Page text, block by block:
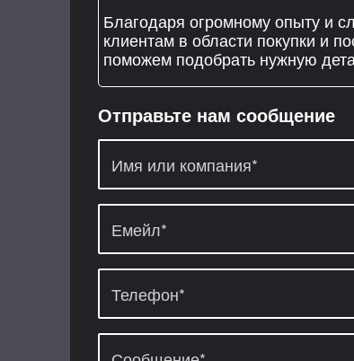
Благодаря огромному опыту и
клиентам в области покупки и
поможем подобрать нужную
Отправьте нам сообщение